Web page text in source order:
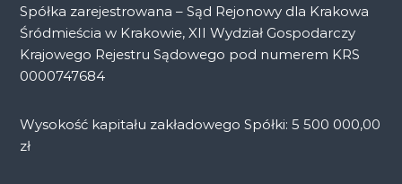
Spółka zarejestrowana – Sąd Rejonowy dla Krakowa
Śródmieścia w Krakowie, XII Wydział Gospodarczy
Krajowego Rejestru Sądowego pod numerem KRS
0000747684
Wysokość kapitału zakładowego Spółki: 5 500 000,00
zł